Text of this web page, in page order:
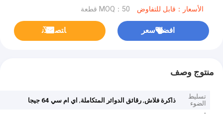
الأسعار：قابل للتفاوض MOQ：50 قطعة
افضل سعر ﺎﺘﺼﻟ ﺍﻶﻧ
منتوج وصف
تسليط
الضوء
ذاكرة فلاش,رقائق الدوائر المتكاملة, اي ام سي 64 جيجا